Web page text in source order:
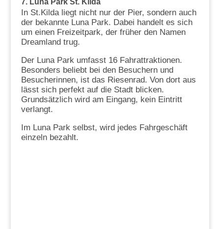
7. Luna Park St. Kilda
In St.Kilda liegt nicht nur der Pier, sondern auch
der bekannte Luna Park. Dabei handelt es sich
um einen Freizeitpark, der früher den Namen
Dreamland trug.
Der Luna Park umfasst 16 Fahrattraktionen.
Besonders beliebt bei den Besuchern und
Besucherinnen, ist das Riesenrad. Von dort aus
lässt sich perfekt auf die Stadt blicken.
Grundsätzlich wird am Eingang, kein Eintritt
verlangt.
Im Luna Park selbst, wird jedes Fahrgeschäft
einzeln bezahlt.